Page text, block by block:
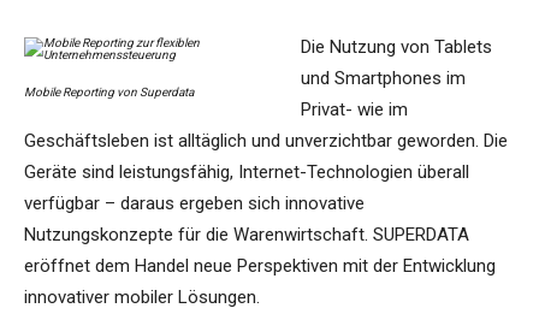
Mobile Reporting von Superdata
Die Nutzung von Tablets
und Smartphones im
Privat- wie im
Geschäftsleben ist alltäglich und unverzichtbar geworden. Die
Geräte sind leistungsfähig, Internet-Technologien überall
verfügbar – daraus ergeben sich innovative
Nutzungskonzepte für die Warenwirtschaft. SUPERDATA
eröffnet dem Handel neue Perspektiven mit der Entwicklung
innovativer mobiler Lösungen.